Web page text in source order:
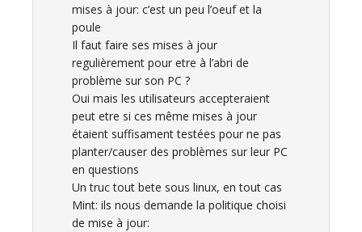
mises à jour: c’est un peu l’oeuf et la
poule
Il faut faire ses mises à jour
regulièrement pour etre à l’abri de
problème sur son PC ?
Oui mais les utilisateurs accepteraient
peut etre si ces même mises à jour
étaient suffisament testées pour ne pas
planter/causer des problèmes sur leur PC
en questions
Un truc tout bete sous linux, en tout cas
Mint: ils nous demande la politique choisi
de mise à jour: